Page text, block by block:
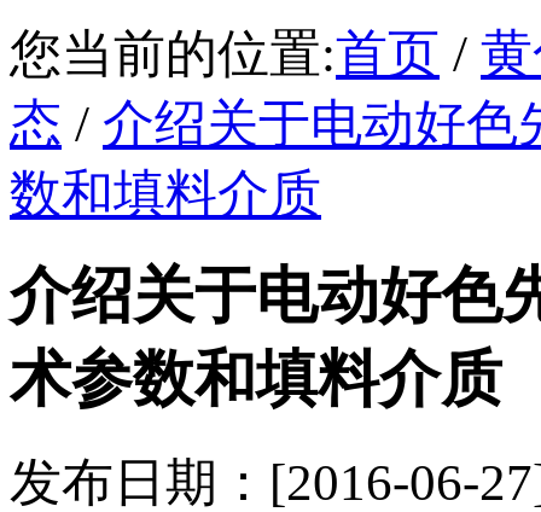
您当前的位置:首页 /
态 / 介绍关于电动好色
数和填料介质
介绍关于电动好色
术参数和填料介质
发布日期：[2016-06-